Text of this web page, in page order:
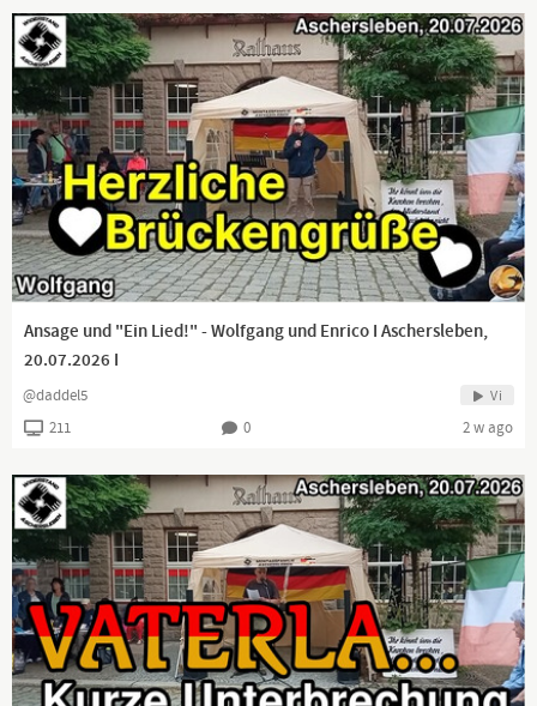
Ansage und "Ein Lied!" - Wolfgang und Enrico I Aschersleben,
20.07.2026 I
@daddel5 Vi
211 0 2 w ago